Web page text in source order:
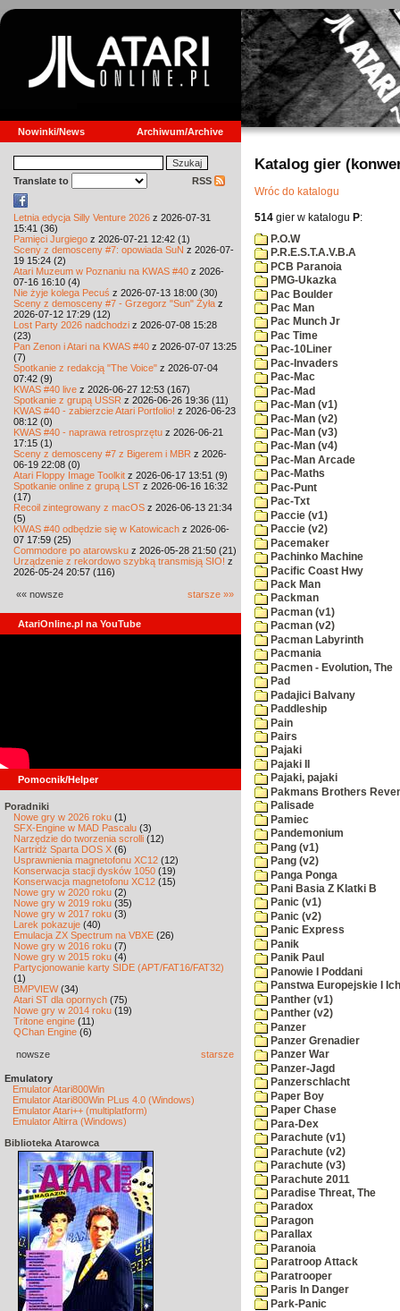
Nowinki/News Archiwum/Archive
Translate to RSS
Letnia edycja Silly Venture 2026 z 2026-07-31
15:41 (36)
Pamięci Jurgiego z 2026-07-21 12:42 (1)
Sceny z demosceny #7: opowiada SuN z 2026-07-
19 15:24 (2)
Atari Muzeum w Poznaniu na KWAS #40 z 2026-
07-16 16:10 (4)
Nie żyje kolega Pecuś z 2026-07-13 18:00 (30)
Sceny z demosceny #7 - Grzegorz "Sun" Żyła z
2026-07-12 17:29 (12)
Lost Party 2026 nadchodzi z 2026-07-08 15:28
(23)
Pan Zenon i Atari na KWAS #40 z 2026-07-07 13:25
(7)
Spotkanie z redakcją "The Voice" z 2026-07-04
07:42 (9)
KWAS #40 live z 2026-06-27 12:53 (167)
Spotkanie z grupą USSR z 2026-06-26 19:36 (11)
KWAS #40 - zabierzcie Atari Portfolio! z 2026-06-23
08:12 (0)
KWAS #40 - naprawa retrosprzętu z 2026-06-21
17:15 (1)
Sceny z demosceny #7 z Bigerem i MBR z 2026-
06-19 22:08 (0)
Atari Floppy Image Toolkit z 2026-06-17 13:51 (9)
Spotkanie online z grupą LST z 2026-06-16 16:32
(17)
Recoil zintegrowany z macOS z 2026-06-13 21:34
(5)
KWAS #40 odbędzie się w Katowicach z 2026-06-
07 17:59 (25)
Commodore po atarowsku z 2026-05-28 21:50 (21)
Urządzenie z rekordowo szybką transmisją SIO! z
2026-05-24 20:57 (116)
«« nowsze starsze »»
AtariOnline.pl na YouTube
Pomocnik/Helper
Poradniki
Nowe gry w 2026 roku (1)
SFX-Engine w MAD Pascalu (3)
Narzędzie do tworzenia scrolli (12)
Kartridż Sparta DOS X (6)
Usprawnienia magnetofonu XC12 (12)
Konserwacja stacji dysków 1050 (19)
Konserwacja magnetofonu XC12 (15)
Nowe gry w 2020 roku (2)
Nowe gry w 2019 roku (35)
Nowe gry w 2017 roku (3)
Larek pokazuje (40)
Emulacja ZX Spectrum na VBXE (26)
Nowe gry w 2016 roku (7)
Nowe gry w 2015 roku (4)
Partycjonowanie karty SIDE (APT/FAT16/FAT32)
(1)
BMPVIEW(34)
Atari ST dla opornych (75)
Nowe gry w 2014 roku (19)
Tritone engine (11)
QChan Engine (6)
nowsze starsze
Emulatory
Emulator Atari800Win
Emulator Atari800Win PLus 4.0 (Windows)
Emulator Atari++ (multiplatform)
Emulator Altirra (Windows)
Biblioteka Atarowca
Katalog gier
Wróc do katalogu
514 gier w katalogu P:
P.O.W
P.R.E.S.T.A.V.B.A
PCB Paranoia
PMG-Ukazka
Pac Boulder
Pac Man
Pac Munch Jr
Pac Time
Pac-10Liner
Pac-Invaders
Pac-Mac
Pac-Mad
Pac-Man (v1)
Pac-Man (v2)
Pac-Man (v3)
Pac-Man (v4)
Pac-Man Arcade
Pac-Maths
Pac-Punt
Pac-Txt
Paccie (v1)
Paccie (v2)
Pacemaker
Pachinko Machine
Pacific Coast Hwy
Pack Man
Packman
Pacman (v1)
Pacman (v2)
Pacman Labyrinth
Pacmania
Pacmen - Evolution, The
Pad
Padajici Balvany
Paddleship
Pain
Pairs
Pajaki
Pajaki II
Pajaki, pajaki
Pakmans Brothers
Palisade
Pamiec
Pandemonium
Pang (v1)
Pang (v2)
Panga Ponga
Pani Basia Z Klatki B
Panic (v1)
Panic (v2)
Panic Express
Panik
Panik Paul
Panowie I Poddani
Panstwa Europejskie I
Panther (v1)
Panther (v2)
Panzer
Panzer Grenadier
Panzer War
Panzer-Jagd
Panzerschlacht
Paper Boy
Paper Chase
Para-Dex
Parachute (v1)
Parachute (v2)
Parachute (v3)
Parachute 2011
Paradise Threat, The
Paradox
Paragon
Parallax
Paranoia
Paratroop Attack
Paratrooper
Paris In Danger
Park-Panic